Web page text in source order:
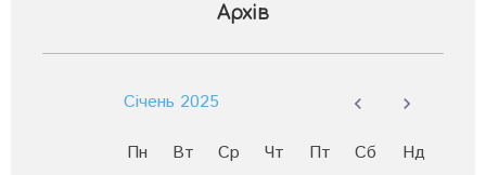
Архів
Січень 2025
Пн Вт Ср Чт Пт Сб
Нд